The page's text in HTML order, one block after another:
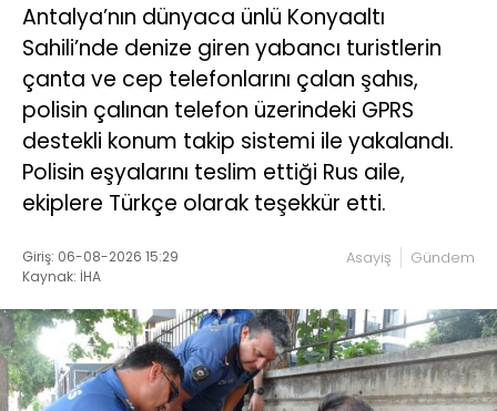
Antalya’nın dünyaca ünlü Konyaaltı
Sahili’nde denize giren yabancı turistlerin
çanta ve cep telefonlarını çalan şahıs,
polisin çalınan telefon üzerindeki GPRS
destekli konum takip sistemi ile yakalandı.
Polisin eşyalarını teslim ettiği Rus aile,
ekiplere Türkçe olarak teşekkür etti.
Giriş: 06-08-2026 15:29
Kaynak: İHA
Asayiş Gündem